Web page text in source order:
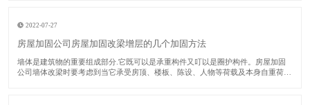
2022-07-27
房屋加固公司房屋加固改梁增层的几个加固方法
​墙体是建筑物的重要组成部分.它既可以是承重构件又叮以是圈护构件。房屋加固
公司墙体改梁时要考虑到当它承受房顶、楼板、陈设、人物等荷载及本身自重荷